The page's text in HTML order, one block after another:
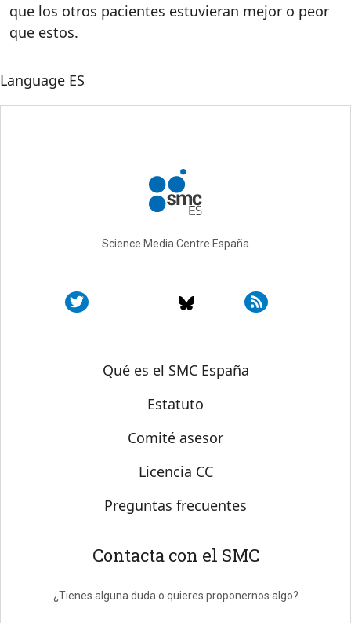
que los otros pacientes estuvieran mejor o peor
que estos.
Language ES
Science Media Centre España
Sobre SMC España
Qué es el SMC España
Estatuto
Comité asesor
Licencia CC
Preguntas frecuentes
Contacta con el SMC
¿Tienes alguna duda o quieres proponernos algo?